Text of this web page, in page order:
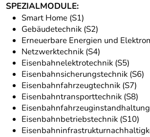
SPEZIALMODULE:
Smart Home (S1)
Gebäudetechnik (S2)
Erneuerbare Energien und
Netzwerktechnik (S4)
Eisenbahnelektrotechnik (S5)
Eisenbahnsicherungstechnik (S6)
Eisenbahnfahrzeugtechnik (S7)
Eisenbahntransporttechnik (S8)
Eisenbahnbetriebstechnik (S10)